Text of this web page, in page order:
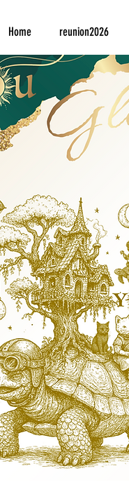
Home reunion2026